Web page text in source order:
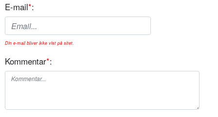
E-mail*:
Din e-mail bliver ikke vist på sitet.
Kommentar*: